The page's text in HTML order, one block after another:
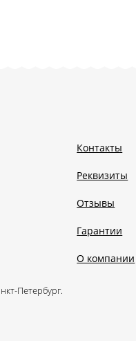
Контакты
Реквизиты
Отзывы
Гарантии
О компании
Петербург.